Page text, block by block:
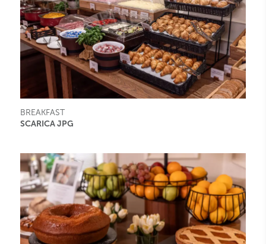
BREAKFAST
SCARICA JPG